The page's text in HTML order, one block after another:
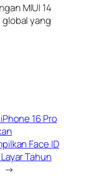
MIUI 14
global yang
16 Pro
Face ID
Tahun
→